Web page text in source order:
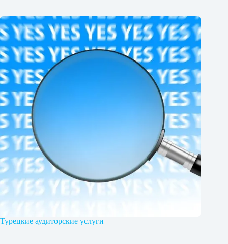
Турецкие аудиторские услуги